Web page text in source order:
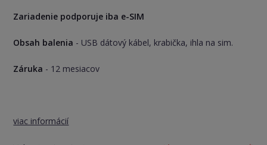
Zariadenie podporuje iba e-SIM
Obsah balenia - USB dátový kábel, krabička, ihla na sim.
Záruka - 12 mesiacov
viac informácií